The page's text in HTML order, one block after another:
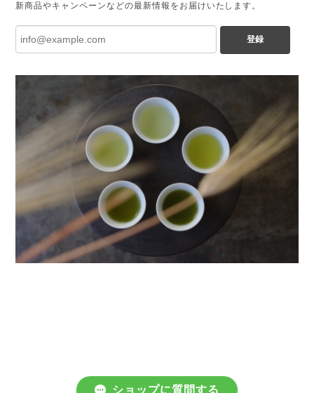
新商品やキャンペーンなどの最新情報をお届けいたします。
登録
ショップに質問する